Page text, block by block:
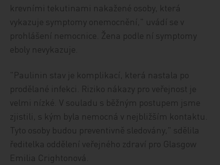
krevními tekutinami nakažené osoby, která
vykazuje symptomy onemocnění," uvádí se v
prohlášení nemocnice. Žena podle ní symptomy
eboly nevykazuje.
"Paulinin stav je komplikací, která nastala po
prodělané infekci. Riziko nákazy pro veřejnost je
velmi nízké. V souladu s běžným postupem jsme
zjistili, s kým byla nemocná v nejbližším kontaktu.
Tyto osoby budou preventivně sledovány," sdělila
ředitelka oddělení veřejného zdraví pro Glasgow
Emilia Crightonová.